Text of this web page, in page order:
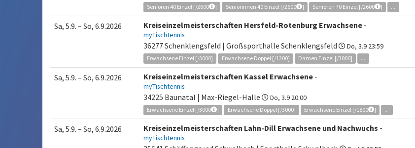
Senioren 40 Einzel [/2600 ] Seniorinnen 40 Einzel [/2600 ] Senioren 70 Einzel [/2600 ] ...
Sa, 5.9. – So, 6.9.2026 Kreiseinzelmeisterschaften Hersfeld-Rotenburg Erwachsene -
myTischtennis
36277 Schenklengsfeld | Großsporthalle Schenklengsfeld Do, 3.9 23:59
Erwachsene Einzel [/3000] Erwachsene Doppel [/1200] Damen Einzel [/3000] ...
Sa, 5.9. – So, 6.9.2026 Kreiseinzelmeisterschaften Kassel Erwachsene -
myTischtennis
34225 Baunatal | Max-Riegel-Halle Do, 3.9 20:00
Erwachsene Einzel [/3000 ] Erwachsene Doppel [/3000] Erwachsene Einzel [/1800 ] ...
Sa, 5.9. – So, 6.9.2026 Kreiseinzelmeisterschaften Lahn-Dill Erwachsene und Nachwuchs -
myTischtennis